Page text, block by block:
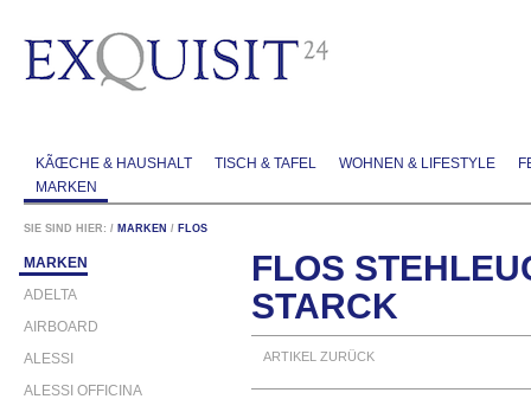
KÃŒCHE & HAUSHALT TISCH & TAFEL WOHNEN & LIFESTYLE
MARKEN
SIE SIND HIER: / MARKEN / FLOS
MARKEN
ADELTA
AIRBOARD
ALESSI
ALESSI OFFICINA
FLOS
STARCK
ARTIKEL ZURÜCK